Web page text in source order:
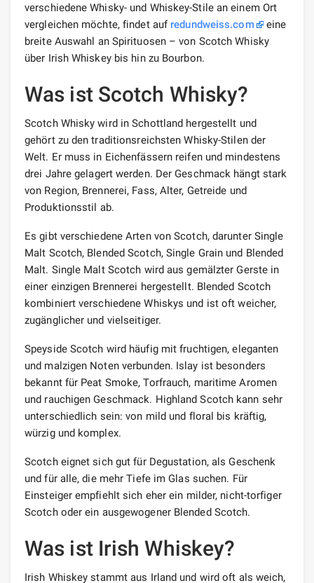
verschiedene Whisky- und Whiskey-Stile an einem Ort
vergleichen möchte, findet aufredundweiss.com
eine
breite Auswahl an Spirituosen – von Scotch Whisky
über Irish Whiskey bis hin zu Bourbon.
Was ist Scotch Whisky?
Scotch Whisky wird in Schottland hergestellt und
gehört zu den traditionsreichsten Whisky-Stilen der
Welt. Er muss in Eichenfässern reifen und mindestens
drei Jahre gelagert werden. Der Geschmack hängt stark
von Region, Brennerei, Fass, Alter, Getreide und
Produktionsstil ab.
Es gibt verschiedene Arten von Scotch, darunter Single
Malt Scotch, Blended Scotch, Single Grain und Blended
Malt. Single Malt Scotch wird aus gemälzter Gerste in
einer einzigen Brennerei hergestellt. Blended Scotch
kombiniert verschiedene Whiskys und ist oft weicher,
zugänglicher und vielseitiger.
Speyside Scotch wird häufig mit fruchtigen, eleganten
und malzigen Noten verbunden. Islay ist besonders
bekannt für Peat Smoke, Torfrauch, maritime Aromen
und rauchigen Geschmack. Highland Scotch kann sehr
unterschiedlich sein: von mild und floral bis kräftig,
würzig und komplex.
Scotch eignet sich gut für Degustation, als Geschenk
und für alle, die mehr Tiefe im Glas suchen. Für
Einsteiger empfiehlt sich eher ein milder, nicht-torfiger
Scotch oder ein ausgewogener Blended Scotch.
Was ist Irish Whiskey?
Irish Whiskey stammt aus Irland und wird oft als weich,